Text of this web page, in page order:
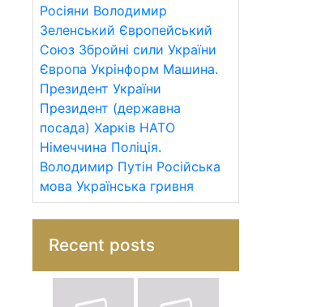
Росіяни Володимир
Зеленський Європейський
Союз Збройні сили України
Європа Укрінформ Машина.
Президент України
Президент (державна
посада) Харків НАТО
Німеччина Поліція.
Володимир Путін Російська
мова Українська гривня
Recent posts